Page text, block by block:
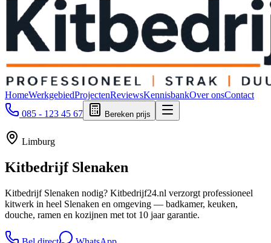
HomeWerkgebiedProjectenReviewsKennisbankOver onsContact
085 - 123 45 67
Bereken prijs
Limburg
Kitbedrijf Slenaken
Kitbedrijf Slenaken nodig? Kitbedrijf24.nl verzorgt professioneel
kitwerk in heel Slenaken en omgeving — badkamer, keuken,
douche, ramen en kozijnen met tot 10 jaar garantie.